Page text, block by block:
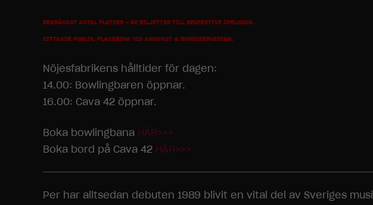
BEGRÄNSAT ANTAL PLATSER – 50 BILJETTER TILL RESPEKTIVE SPELNING.
SITTANDE PUBLIK, PLACERING VID ANKOMST & BORDSSERVERING.
Nöjesfabrikens hålltider för dagen:
14.00: Bowlingbaren öppnar.
16.00: Cava 42 öppnar.
Boka bowlingbana HÄR>>>
Boka bord på Cava 42 HÄR>>>
Per har alltsedan debuten 1989 blivit en vital del av Sveriges